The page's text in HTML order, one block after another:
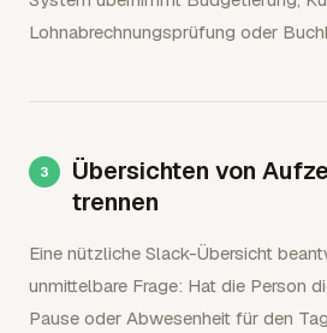
Lohnabrechnungsprüfung oder
Übersichten von
trennen
Eine nützliche Slack-Übersicht
unmittelbare Frage: Hat die Person
Pause oder Abwesenheit für den